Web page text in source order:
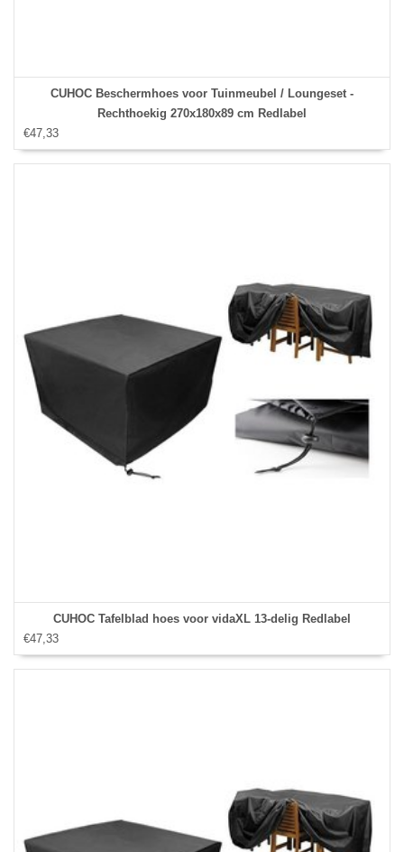
CUHOC Beschermhoes voor Tuinmeubel / Loungeset -
Rechthoekig 270x180x89 cm Redlabel
€47,33
CUHOC Tafelblad hoes voor vidaXL 13-delig Redlabel
€47,33